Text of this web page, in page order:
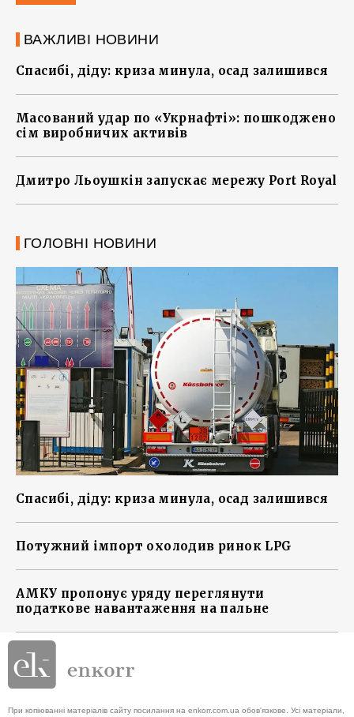
ВАЖЛИВІ НОВИНИ
Спасибі, діду: криза минула, осад залишився
Масований удар по «Укрнафті»: пошкоджено
сім виробничих активів
Дмитро Льоушкін запускає мережу Port Royal
ГОЛОВНІ НОВИНИ
Спасибі, діду: криза минула, осад залишився
Потужний імпорт охолодив ринок LPG
АМКУ пропонує уряду переглянути
податкове навантаження на пальне
При копіюванні матеріалів сайту посилання на enkorr.com.ua обов'язкове. Усі матеріали,